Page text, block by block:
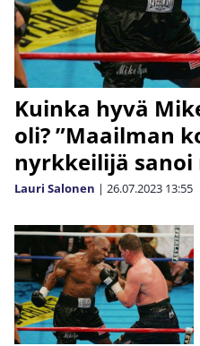
Kuinka hyvä
oli? ”Maailman
nyrkkeilijä sanoi
Lauri Salonen | 26.07.2023 13:55